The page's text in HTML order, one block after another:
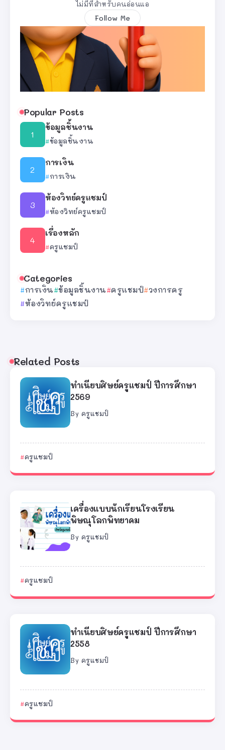
ไม่มีที่สำหรับคนอ่อนแอ
Follow Me
Popular Posts
ข้อมูลชิ้นงาน
ข้อมูลชิ้นงาน
การเงิน
การเงิน
ห้องวิทย์ครูแชมป์
ห้องวิทย์ครูแชมป์
เรื่องหลัก
ครูแชมป์
Categories
การเงิน ข้อมูลชิ้นงาน ครูแชมป์ วงการครู
ห้องวิทย์ครูแชมป์
Related Posts
ทำเนียบศิษย์ครูแชมป์ ปีการศึกษา
2569
By ครูแชมป์
ครูแชมป์
เครื่องแบบนักเรียนโรงเรียน
พิษณุโลกพิทยาคม
By ครูแชมป์
ครูแชมป์
ทำเนียบศิษย์ครูแชมป์ ปีการศึกษา
2558
By ครูแชมป์
ครูแชมป์